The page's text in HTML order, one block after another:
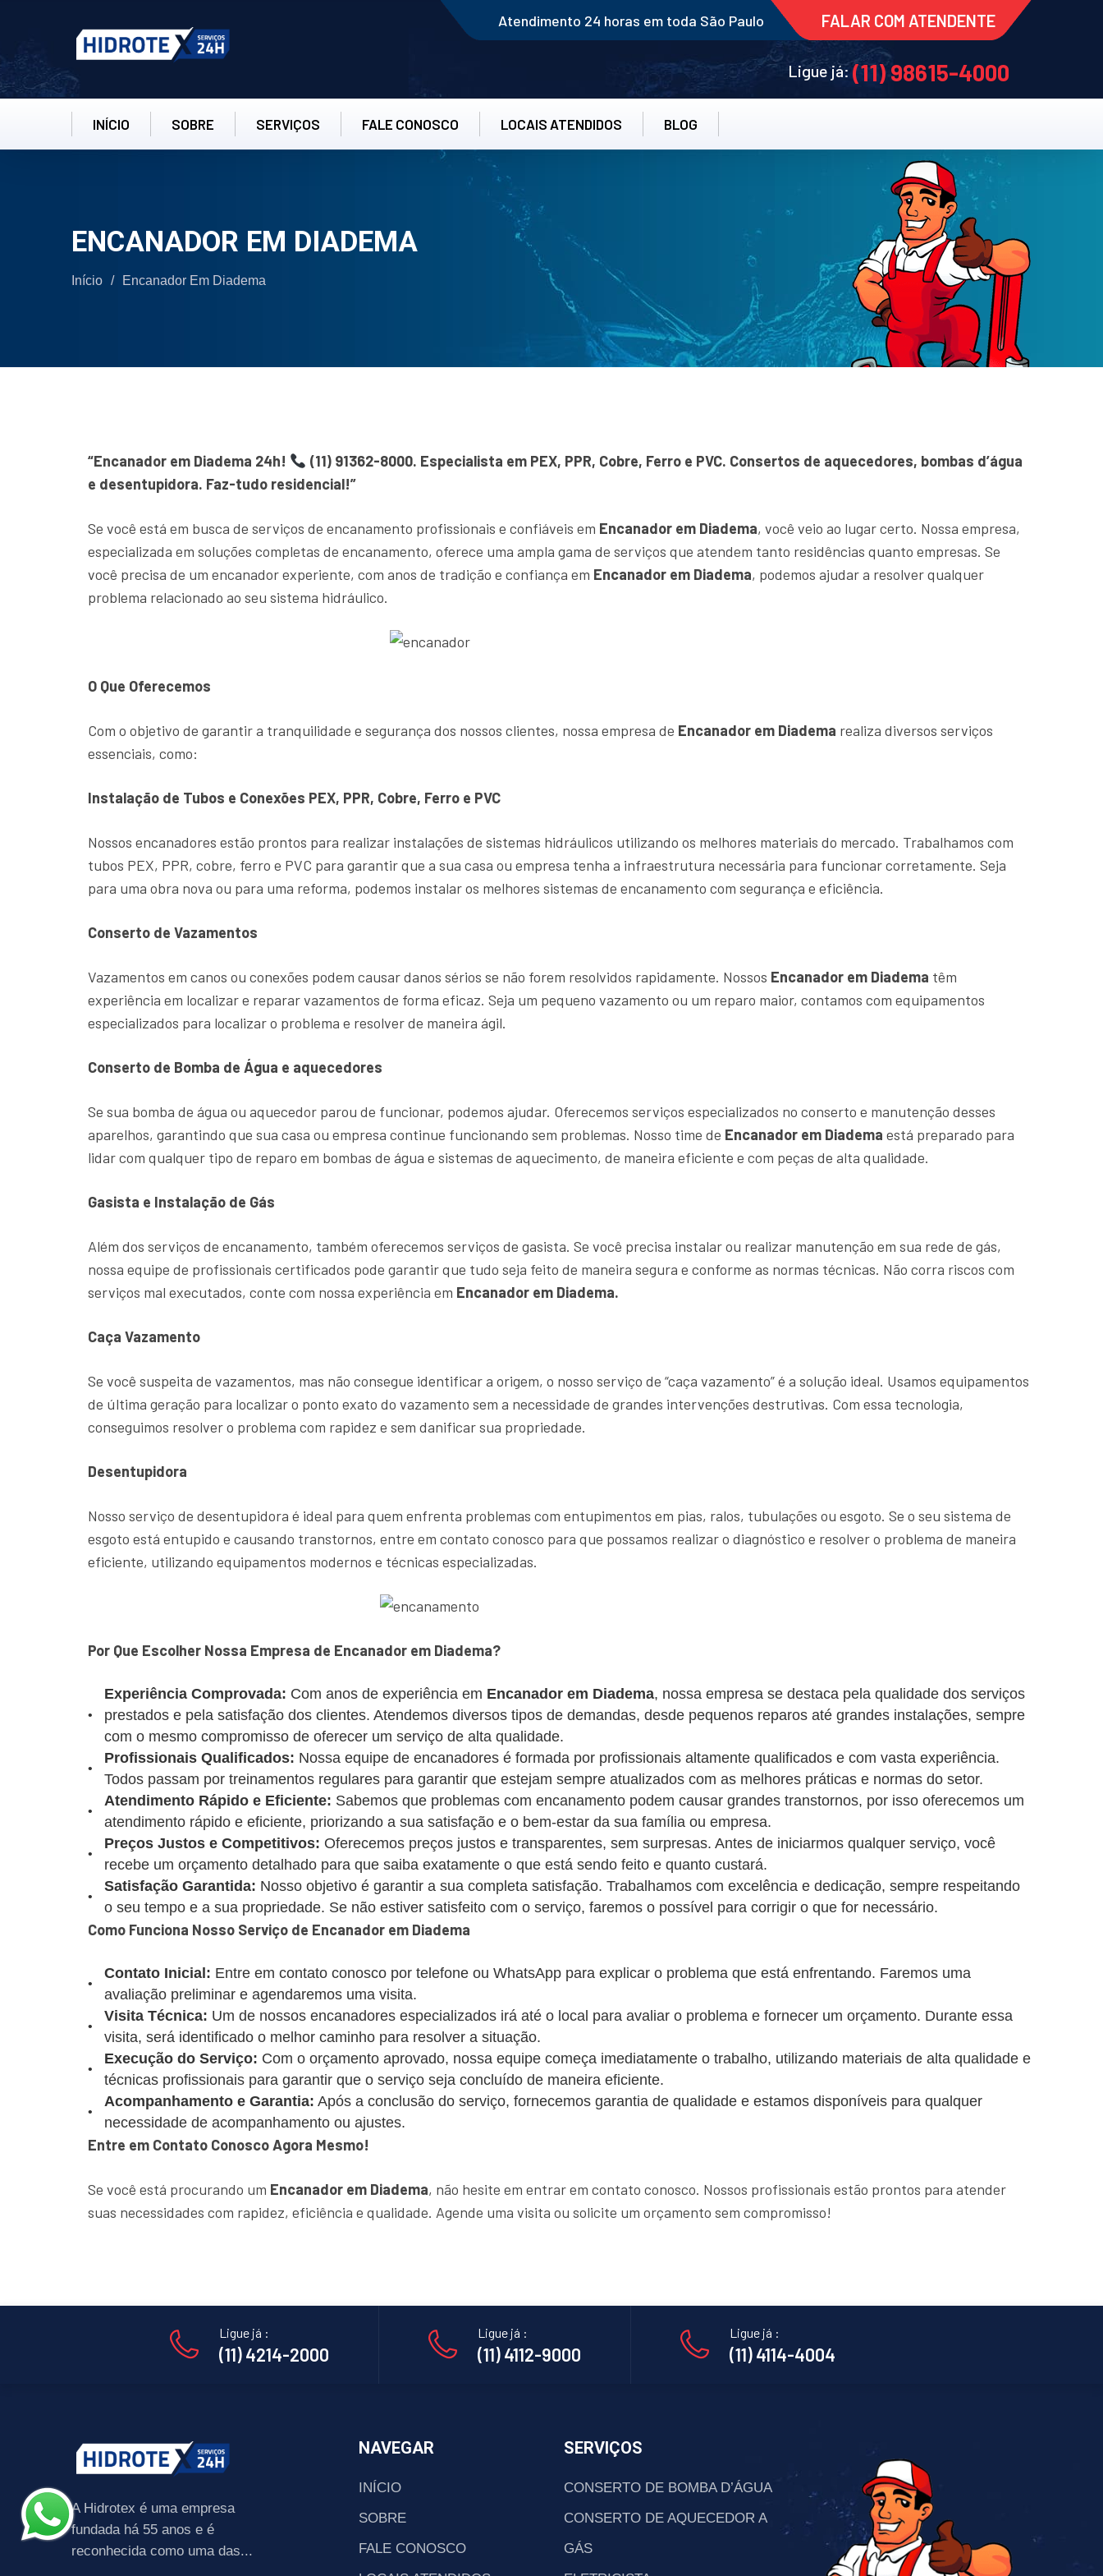
Atendimento 24 horas em toda São Paulo FALAR COM ATENDENTE
Ligue já:(11) 98615-4000
INÍCIO SOBRE SERVIÇOS FALE CONOSCO LOCAIS ATENDIDOS BLOG
ENCANADOR EM DIADEMA
Início / Encanador Em Diadema
“Encanador em Diadema 24h!
(11) 91362-8000. Especialista em PEX, PPR, Cobre, Ferro e PVC. Consertos de aquecedores, bombas d’água
e desentupidora. Faz-tudo residencial!”
Se você está em busca de serviços de encanamento profissionais e confiáveis em Encanador em Diadema, você veio ao lugar certo. Nossa empresa,
especializada em soluções completas de encanamento, oferece uma ampla gama de serviços que atendem tanto residências quanto empresas. Se
você precisa de um encanador experiente, com anos de tradição e confiança em Encanador em Diadema, podemos ajudar a resolver qualquer
problema relacionado ao seu sistema hidráulico.
O Que Oferecemos
Com o objetivo de garantir a tranquilidade e segurança dos nossos clientes, nossa empresa de Encanador em Diadema realiza diversos serviços
essenciais, como:
Instalação de Tubos e Conexões PEX, PPR, Cobre, Ferro e PVC
Nossos encanadores estão prontos para realizar instalações de sistemas hidráulicos utilizando os melhores materiais do mercado. Trabalhamos com
tubos PEX, PPR, cobre, ferro e PVC para garantir que a sua casa ou empresa tenha a infraestrutura necessária para funcionar corretamente. Seja
para uma obra nova ou para uma reforma, podemos instalar os melhores sistemas de encanamento com segurança e eficiência.
Conserto de Vazamentos
Vazamentos em canos ou conexões podem causar danos sérios se não forem resolvidos rapidamente. Nossos Encanador em Diadema têm
experiência em localizar e reparar vazamentos de forma eficaz. Seja um pequeno vazamento ou um reparo maior, contamos com equipamentos
especializados para localizar o problema e resolver de maneira ágil.
Conserto de Bomba de Água e aquecedores
Se sua bomba de água ou aquecedor parou de funcionar, podemos ajudar. Oferecemos serviços especializados no conserto e manutenção desses
aparelhos, garantindo que sua casa ou empresa continue funcionando sem problemas. Nosso time de Encanador em Diadema está preparado para
lidar com qualquer tipo de reparo em bombas de água e sistemas de aquecimento, de maneira eficiente e com peças de alta qualidade.
Gasista e Instalação de Gás
Além dos serviços de encanamento, também oferecemos serviços de gasista. Se você precisa instalar ou realizar manutenção em sua rede de gás,
nossa equipe de profissionais certificados pode garantir que tudo seja feito de maneira segura e conforme as normas técnicas. Não corra riscos com
serviços mal executados, conte com nossa experiência em Encanador em Diadema.
Caça Vazamento
Se você suspeita de vazamentos, mas não consegue identificar a origem, o nosso serviço de “caça vazamento” é a solução ideal. Usamos equipamentos
de última geração para localizar o ponto exato do vazamento sem a necessidade de grandes intervenções destrutivas. Com essa tecnologia,
conseguimos resolver o problema com rapidez e sem danificar sua propriedade.
Desentupidora
Nosso serviço de desentupidora é ideal para quem enfrenta problemas com entupimentos em pias, ralos, tubulações ou esgoto. Se o seu sistema de
esgoto está entupido e causando transtornos, entre em contato conosco para que possamos realizar o diagnóstico e resolver o problema de maneira
eficiente, utilizando equipamentos modernos e técnicas especializadas.
Por Que Escolher Nossa Empresa de Encanador em Diadema?
Experiência Comprovada: Com anos de experiência em Encanador em Diadema, nossa empresa se destaca pela qualidade dos serviços
prestados e pela satisfação dos clientes. Atendemos diversos tipos de demandas, desde pequenos reparos até grandes instalações, sempre
com o mesmo compromisso de oferecer um serviço de alta qualidade.
Profissionais Qualificados: Nossa equipe de encanadores é formada por profissionais altamente qualificados e com vasta experiência.
Todos passam por treinamentos regulares para garantir que estejam sempre atualizados com as melhores práticas e normas do setor.
Atendimento Rápido e Eficiente: Sabemos que problemas com encanamento podem causar grandes transtornos, por isso oferecemos um
atendimento rápido e eficiente, priorizando a sua satisfação e o bem-estar da sua família ou empresa.
Preços Justos e Competitivos: Oferecemos preços justos e transparentes, sem surpresas. Antes de iniciarmos qualquer serviço, você
recebe um orçamento detalhado para que saiba exatamente o que está sendo feito e quanto custará.
Satisfação Garantida: Nosso objetivo é garantir a sua completa satisfação. Trabalhamos com excelência e dedicação, sempre respeitando
o seu tempo e a sua propriedade. Se não estiver satisfeito com o serviço, faremos o possível para corrigir o que for necessário.
Como Funciona Nosso Serviço de Encanador em Diadema
Contato Inicial: Entre em contato conosco por telefone ou WhatsApp para explicar o problema que está enfrentando. Faremos uma
avaliação preliminar e agendaremos uma visita.
Visita Técnica: Um de nossos encanadores especializados irá até o local para avaliar o problema e fornecer um orçamento. Durante essa
visita, será identificado o melhor caminho para resolver a situação.
Execução do Serviço: Com o orçamento aprovado, nossa equipe começa imediatamente o trabalho, utilizando materiais de alta qualidade e
técnicas profissionais para garantir que o serviço seja concluído de maneira eficiente.
Acompanhamento e Garantia: Após a conclusão do serviço, fornecemos garantia de qualidade e estamos disponíveis para qualquer
necessidade de acompanhamento ou ajustes.
Entre em Contato Conosco Agora Mesmo!
Se você está procurando um Encanador em Diadema, não hesite em entrar em contato conosco. Nossos profissionais estão prontos para atender
suas necessidades com rapidez, eficiência e qualidade. Agende uma visita ou solicite um orçamento sem compromisso!
Ligue já :
(11) 4214-2000
Ligue já :
(11) 4112-9000
Ligue já :
(11) 4114-4004
A Hidrotex é uma empresa
fundada há 55 anos e é
reconhecida como uma das...
NAVEGAR
INÍCIO
SOBRE
FALE CONOSCO
SERVIÇOS
CONSERTO DE BOMBA D’ÁGUA
CONSERTO DE AQUECEDOR A
GÁS